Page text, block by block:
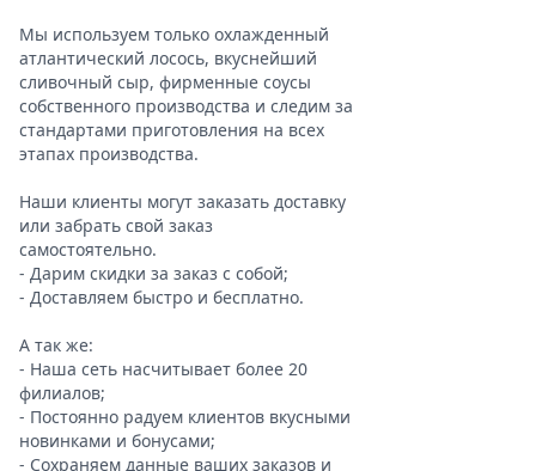
Мы используем только охлажденный
атлантический лосось, вкуснейший
сливочный сыр, фирменные соусы
собственного производства и следим за
стандартами приготовления на всех
этапах производства.
Наши клиенты могут заказать доставку
или забрать свой заказ
самостоятельно.
- Дарим скидки за заказ с собой;
- Доставляем быстро и бесплатно.
А так же:
- Наша сеть насчитывает более 20
филиалов;
- Постоянно радуем клиентов вкусными
новинками и бонусами;
- Сохраняем данные ваших заказов и